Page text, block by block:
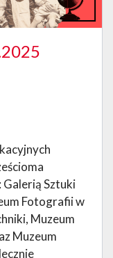
Sztuki
Fotografii w
Muzeum
Muzeum